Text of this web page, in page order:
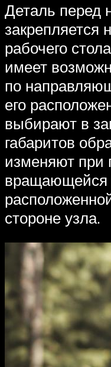
Деталь перед
закрепляется
рабочего
имеет
по
его
выбирают в
габаритов
изменяют
вращающейся
стороне узла.